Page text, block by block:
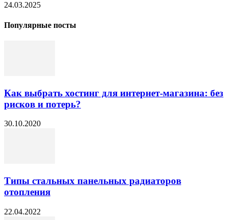
24.03.2025
Популярные посты
Как выбрать хостинг для интернет-магазина: без
рисков и потерь?
30.10.2020
Типы стальных панельных радиаторов
отопления
22.04.2022